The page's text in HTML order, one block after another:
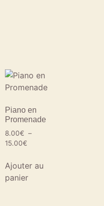
Piano en
Promenade
8.00€ –
15.00€
Ajouter au
panier